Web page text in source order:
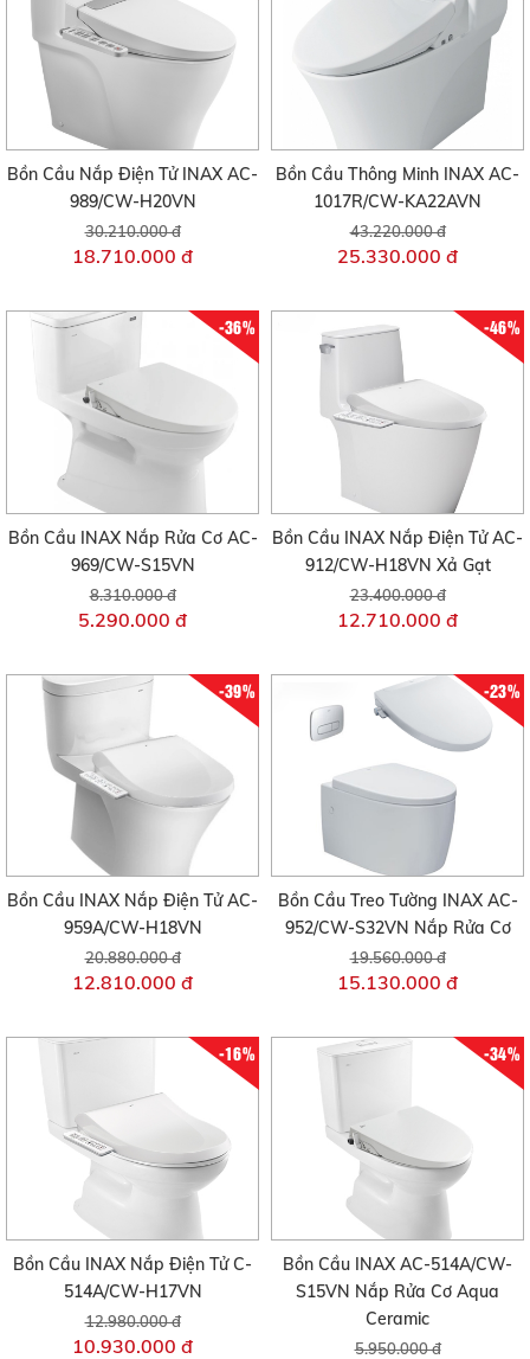
Bồn Cầu Nắp Điện Tử INAX AC-
989/CW-H20VN
30.210.000 đ
18.710.000 đ
Bồn Cầu Thông Minh INAX AC-
1017R/CW-KA22AVN
43.220.000 đ
25.330.000 đ
-36%
Bồn Cầu INAX Nắp Rửa Cơ AC-
969/CW-S15VN
8.310.000 đ
5.290.000 đ
-46%
Bồn Cầu INAX Nắp Điện Tử AC-
912/CW-H18VN Xả Gạt
23.400.000 đ
12.710.000 đ
-39%
Bồn Cầu INAX Nắp Điện Tử AC-
959A/CW-H18VN
20.880.000 đ
12.810.000 đ
-23%
Bồn Cầu Treo Tường INAX AC-
952/CW-S32VN Nắp Rửa Cơ
19.560.000 đ
15.130.000 đ
-16%
Bồn Cầu INAX Nắp Điện Tử C-
514A/CW-H17VN
12.980.000 đ
10.930.000 đ
-34%
Bồn Cầu INAX AC-514A/CW-
S15VN Nắp Rửa Cơ Aqua
Ceramic
5.950.000 đ